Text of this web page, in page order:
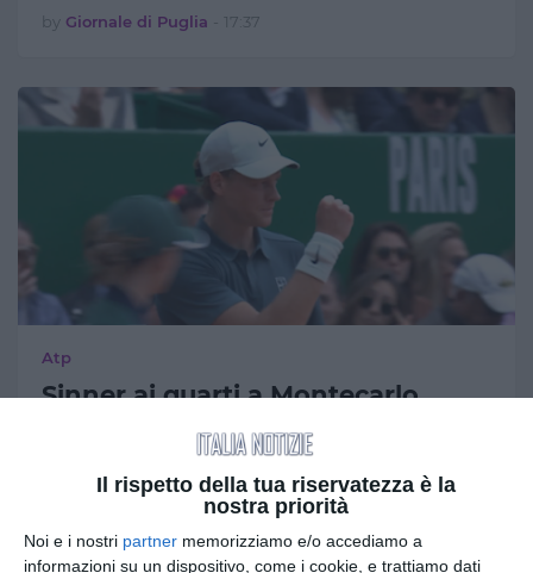
Il rispetto della tua riservatezza è la
nostra priorità
Noi e i nostri partner memorizziamo e/o accediamo a
informazioni su un dispositivo, come i cookie, e trattiamo dati
by Giornale di Puglia 17:37
Atp
Sinner ai quarti a Montecarlo
dopo la vittoria su Machac
Tomas Machac in tre set (6-1, 6-7, 6-3) …